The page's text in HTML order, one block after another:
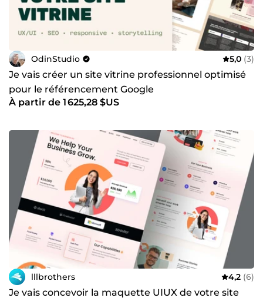
OdinStudio 5,0 (3)
Je vais créer un site vitrine professionnel optimisé
pour le référencement Google
À partir de 1 625,28 $US
lllbrothers 4,2 (6)
Je vais concevoir la maquette UIUX de votre site